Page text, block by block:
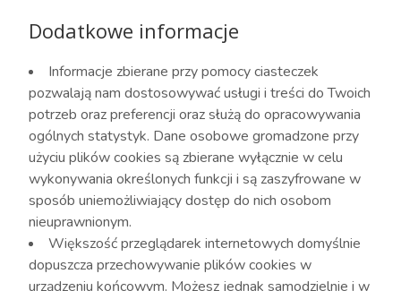
Dodatkowe informacje
Informacje zbierane przy pomocy ciasteczek
pozwalają nam dostosowywać usługi i treści do Twoich
potrzeb oraz preferencji oraz służą do opracowywania
ogólnych statystyk. Dane osobowe gromadzone przy
użyciu plików cookies są zbierane wyłącznie w celu
wykonywania określonych funkcji i są zaszyfrowane w
sposób uniemożliwiający dostęp do nich osobom
nieuprawnionym.
Większość przeglądarek internetowych domyślnie
dopuszcza przechowywanie plików cookies w
urządzeniu końcowym. Możesz jednak samodzielnie i w